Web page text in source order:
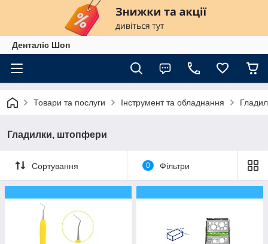
Денталіс Шоп
Товари та послуги Інструмент та обладнання
Гладилки, штопфери
Сортування 0 Фільтри